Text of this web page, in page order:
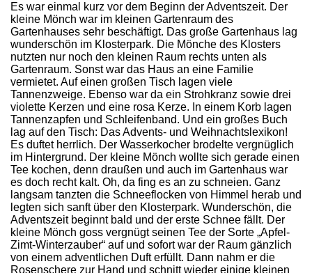
Es war einmal kurz vor dem Beginn der Adventszeit. Der
kleine Mönch war im kleinen Gartenraum des
Gartenhauses sehr beschäftigt. Das große Gartenhaus lag
wunderschön im Klosterpark. Die Mönche des Klosters
nutzten nur noch den kleinen Raum rechts unten als
Gartenraum. Sonst war das Haus an eine Familie
vermietet. Auf einen großen Tisch lagen viele
Tannenzweige. Ebenso war da ein Strohkranz sowie drei
violette Kerzen und eine rosa Kerze. In einem Korb lagen
Tannenzapfen und Schleifenband. Und ein großes Buch
lag auf den Tisch: Das Advents- und Weihnachtslexikon!
Es duftet herrlich. Der Wasserkocher brodelte vergnüglich
im Hintergrund. Der kleine Mönch wollte sich gerade einen
Tee kochen, denn draußen und auch im Gartenhaus war
es doch recht kalt. Oh, da fing es an zu schneien. Ganz
langsam tanzten die Schneeflocken von Himmel herab und
legten sich sanft über den Klosterpark. Wunderschön, die
Adventszeit beginnt bald und der erste Schnee fällt. Der
kleine Mönch goss vergnügt seinen Tee der Sorte „Apfel-
Zimt-Winterzauber“ auf und sofort war der Raum gänzlich
von einem adventlichen Duft erfüllt. Dann nahm er die
Rosenschere zur Hand und schnitt wieder einige kleinen